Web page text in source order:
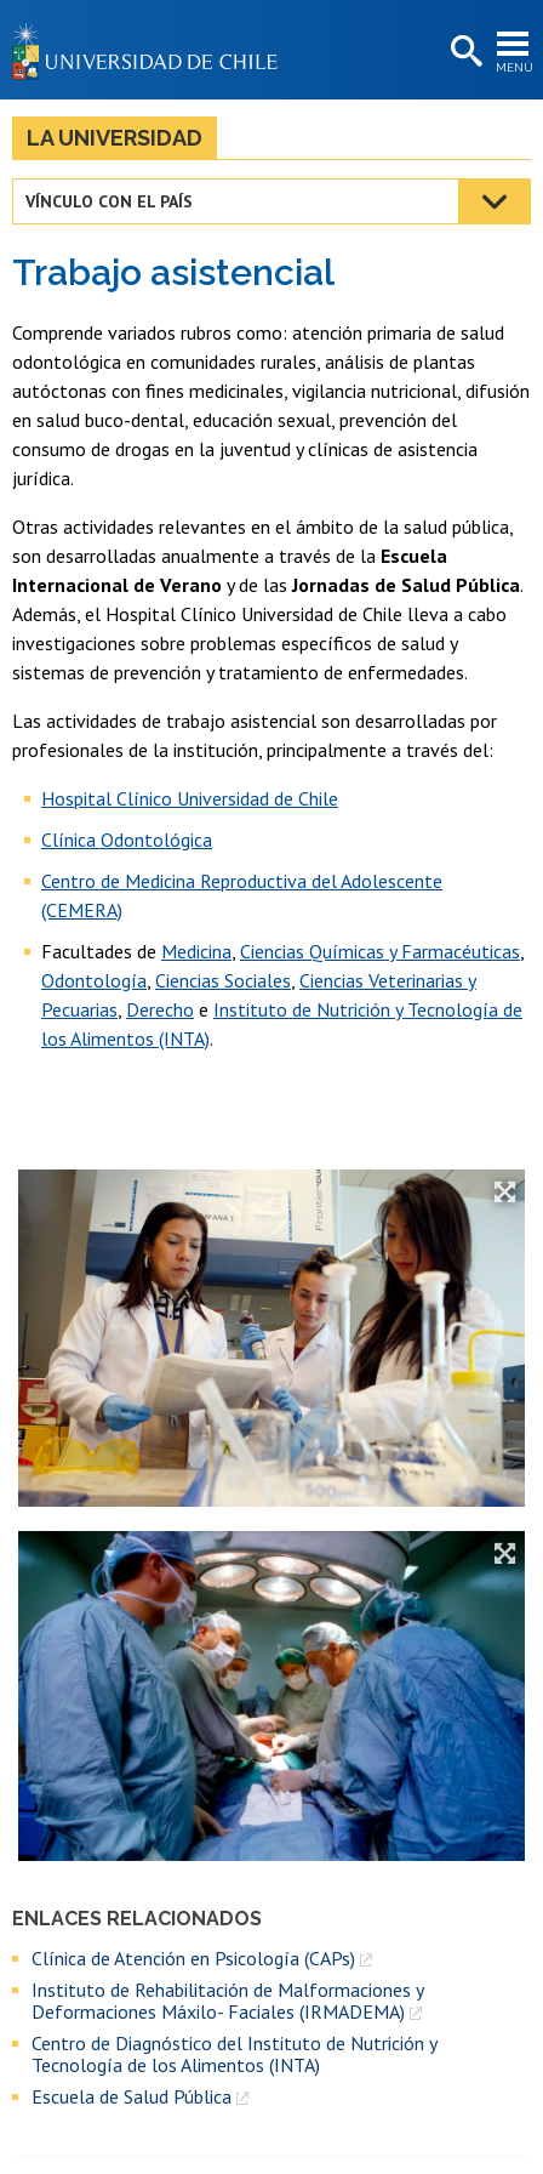
MENÚ
BIBLIOTECAS
LA UNIVERSIDAD
Estudiantes
Académicas/os
Funcionarias/os
Egresadas/os
LA UNIVERSIDAD
VÍNCULO CON EL PAÍS
Trabajo asistencial
ENLACES RELACIONADOS
Clínica de Atención en Psicología (CAPs)
Instituto de Rehabilitación de Malformaciones y
Deformaciones Máxilo- Faciales (IRMADEMA)
Centro de Diagnóstico del Instituto de Nutrición y
Tecnología de los Alimentos (INTA)
Escuela de Salud Pública
Comprende variados rubros como: atención primaria de salud
odontológica en comunidades rurales, análisis de plantas
autóctonas con fines medicinales, vigilancia nutricional, difusión
en salud buco-dental, educación sexual, prevención del
consumo de drogas en la juventud y clínicas de asistencia
jurídica.
Otras actividades relevantes en el ámbito de la salud pública,
son desarrolladas anualmente a través de la Escuela
Internacional de Verano y de lasJornadas de Salud Pública.
Además, el Hospital Clínico Universidad de Chile lleva a cabo
investigaciones sobre problemas específicos de salud y
sistemas de prevención y tratamiento de enfermedades.
Las actividades de trabajo asistencial son desarrolladas por
profesionales de la institución, principalmente a través del:
Hospital Clínico Universidad de Chile
Clínica Odontológica
Centro de Medicina Reproductiva del Adolescente
(CEMERA)
Facultades de Medicina, Ciencias Químicas y Farmacéuticas,
Odontología, Ciencias Sociales, Ciencias Veterinarias y
Pecuarias, Derecho e Instituto de Nutrición y Tecnología de
los Alimentos (INTA).